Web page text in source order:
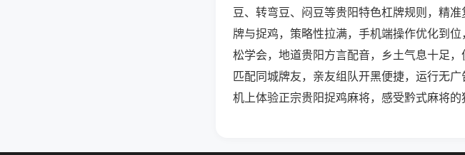
豆、转弯豆、闷豆等贵阳特色杠牌规则，精
牌与捉鸡，策略性拉满，手机端操作优化到
松学会，地道贵阳方言配音，乡土气息十足
匹配同城牌友，亲友组队开黑便捷，运行无
机上体验正宗贵阳捉鸡麻将，感受黔式麻将的